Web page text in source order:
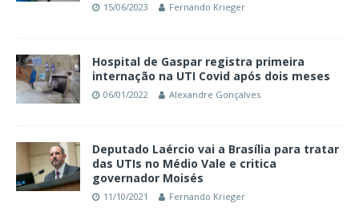
15/06/2023 Fernando Krieger
Hospital de Gaspar registra primeira
internação na UTI Covid após dois meses
06/01/2022 Alexandre Gonçalves
Deputado Laércio vai a Brasília para tratar
das UTIs no Médio Vale e critica
governador Moisés
11/10/2021 Fernando Krieger